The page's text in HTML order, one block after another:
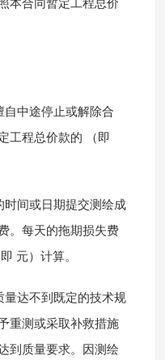
本合同暂定工程总价
自中途停止或解除合
工程总价款的 （即
时间或日期提交测绘成
。每天的拖期损失费
元）计算。
量达不到既定的技术规
重测或采取补救措施
到质量要求。因测绘